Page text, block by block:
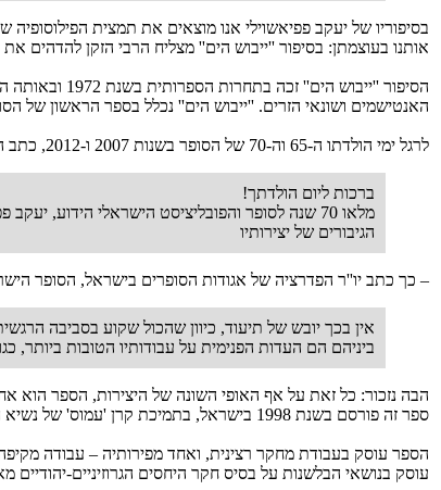
בסיפוריו של יעקב פפיאשוילי אנו מוצאים את תמצית
אותנו בעוצמתן: בסיפור ''ייבוש הים'' מצליח הרבי הזקן להדהים
הסיפור
האנטישמים ושונאי הזרים. ''ייבוש הים'' נכלל בספר הראשון של
לרגל ימי הולדתו ה-‏65 וה-‏70 של הסופר בשנות 2007 ו-‏2012, כתב העיתון ''חדשות השבוע'':
ברכות ליום הולדתך!
מלאו 70 שנה לסופר והפובליציסט הישראלי
הגיבורים של יצירותיו
– כך כתב יו''ר הפדרציה של אגודות הסופרים בישראל, הסופר
אין בכך יובש של תיעוד, כיוון שהכול שקוע בסביבה
ביניהם הם העדות הפנימית על עבודותיו הטובות
הבה נזכור: כל זאת על אף האופי השונה של היצירות, הספר הוא
ספר זה פורסם בשנת 1998 בישראל, בתמיכת קרן 'עמוס' של נשיא המדינה ע''ש זלמן שז''ר למדענים וסופרים.
הספר עוסק בעבודת מחקר רצינית, ואחד מפירותיה – עבודה
עוסק בנושאי הבלשנות על בסיס חקר היחסים הגרוזיניים-יהודיים